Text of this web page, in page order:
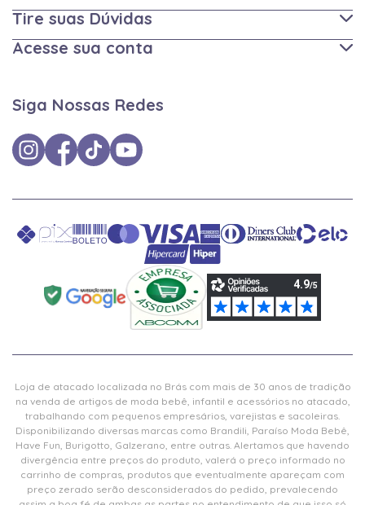
Tire suas Dúvidas
Acesse sua conta
Siga Nossas Redes
Loja de atacado localizada no Brás com mais de 30 anos de tradição
na venda de artigos de moda bebê, infantil e acessórios no atacado,
trabalhando com pequenos empresários, varejistas e sacoleiras.
Disponibilizando diversas marcas como Brandili, Paraíso Moda Bebê,
Have Fun, Burigotto, Galzerano, entre outras. Alertamos que havendo
divergência entre preços do produto, valerá o preço informado no
carrinho de compras, produtos que eventualmente apareçam com
preço zerado serão desconsiderados do pedido, prevalecendo